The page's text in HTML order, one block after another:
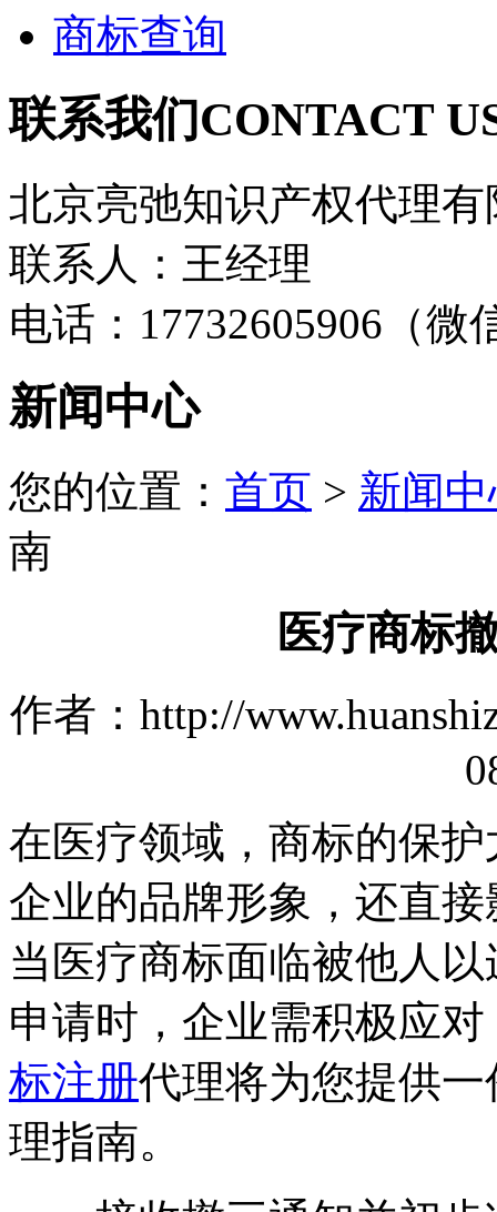
商标查询
联系我们CONTACT
北京亮弛知识产权代理有
联系人：王经理
电话：17732605906（微
新闻中心
您的位置： 首页 > 新闻
南
医疗商标
作者：http://
在医疗领域，商标的保
企业的品牌形象，还直
当医疗商标面临被他人
申请时，企业需积极应
标注册代理将为您提供
理指南。